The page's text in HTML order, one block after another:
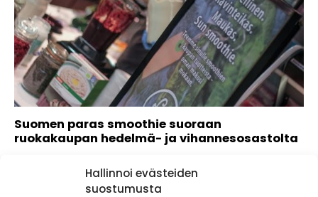
Hallinnoi evästeiden
suostumusta
Suomen paras smoothie suoraan
ruokakaupan hedelmä- ja vihannesosastolta
Suomessa, tai ehkä koko maailmassa, täysin uudenlaista
smoothie-konseptia. Pilotti...